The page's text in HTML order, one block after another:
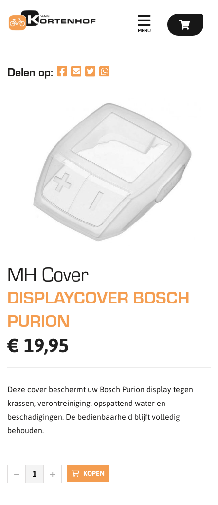
Delen op:
MH Cover
DISPLAYCOVER BOSCH
PURION
€ 19,95
Deze cover beschermt uw Bosch Purion display tegen
krassen, verontreiniging, opspattend water en
beschadigingen. De bedienbaarheid blijft volledig
behouden.
KOPEN